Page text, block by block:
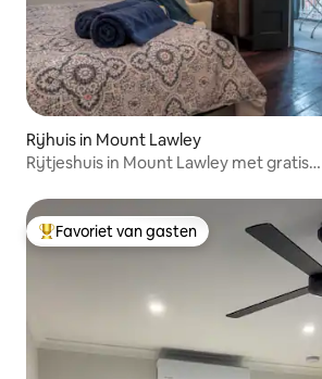
Rijhuis in Mount Lawley
Rijtjeshuis in Mount Lawley met gratis
Topfavoriet van gasten
Favoriet van gasten